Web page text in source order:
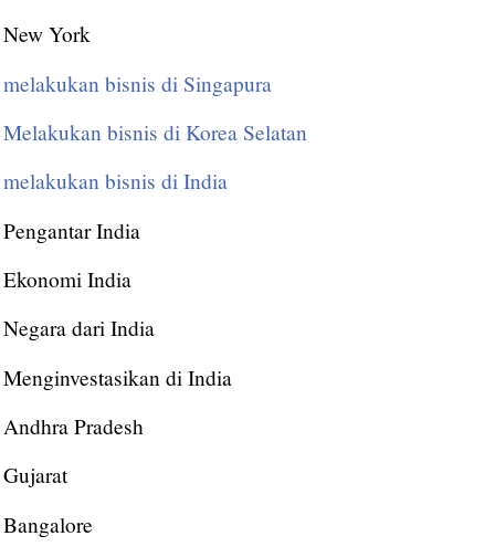
New York
melakukan bisnis di Singapura
Melakukan bisnis di Korea Selatan
melakukan bisnis di India
Pengantar India
Ekonomi India
Negara dari India
Menginvestasikan di India
Andhra Pradesh
Gujarat
Bangalore